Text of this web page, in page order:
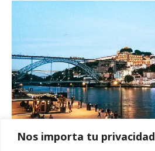
Nos importa tu privacidad